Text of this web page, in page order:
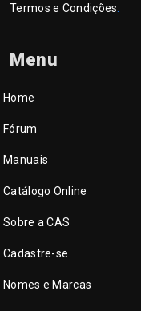
Termos e Condições
Menu
Home
Fórum
Manuais
Catálogo Online
Sobre a CAS
Cadastre-se
Nomes e Marcas